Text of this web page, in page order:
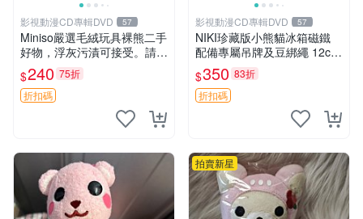
影視動漫CD專輯DVD 57
Miniso嚴選毛絨玩具裸熊二手
好物，浮灰污漬可接受。請詳
閱照片再下單，售出不退不
換。全新品相收藏推薦。 裸
熊 毛絨玩具 收藏
$240 75折
折扣碼
影視動漫CD專輯DVD 57
NIKI珍藏版小熊貓冰箱磁鐵
配備專屬吊牌及豆綁繩 12cm
廢品嚴選 好評推薦 小熊貓冰
箱貼 磁鐵掛件 冰箱飾品
$350 83折
折扣碼
拍賣新星